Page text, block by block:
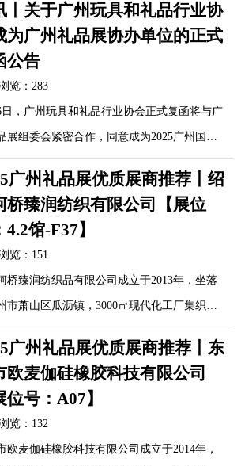
展开深度交流。
丨关于广州玩具和礼品行业协
为广州礼品展协办单位的正式
公告
览：283
日，广州玩具和礼品行业协会正式复函将与广
展组委会紧密合作，同意成为2025广州国际
家居用品展览会，广州国际文创产品、IP授
化用品展览会（以下简称“广州礼品展”）的
位！这一复函不仅是对2025广州礼品展的高
与有力支持，更是为组委会注入了强劲动
们将以此为契机，全力以赴做好招商审查与
织与筹备工作，为参展商和采购商打造一个
便捷的一站式交流平台。
广州礼品展优质展商推荐丨绍
桥臻润纺织有限公司【展位
4.2馆-F37】
览：151
桥臻润纺织品有限公司成立于2013年，坐落
市萧山区瓜沥镇，3000㎡现代化工厂集织
花、缝纫于一体，专注家纺产品研发与生
产能超百万件，是国内外客商信赖的家纺供
作伙伴。
广州礼品展优质展商推荐丨东
欧麦伽硅橡胶科技有限公司
位号：A07】
览：132
欧麦伽硅橡胶科技有限公司成立于2014年，